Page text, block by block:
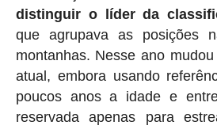
distinguir o líder da
que agrupava as posições
montanhas. Nesse ano
atual, embora usando
poucos anos a idade e
reservada apenas para